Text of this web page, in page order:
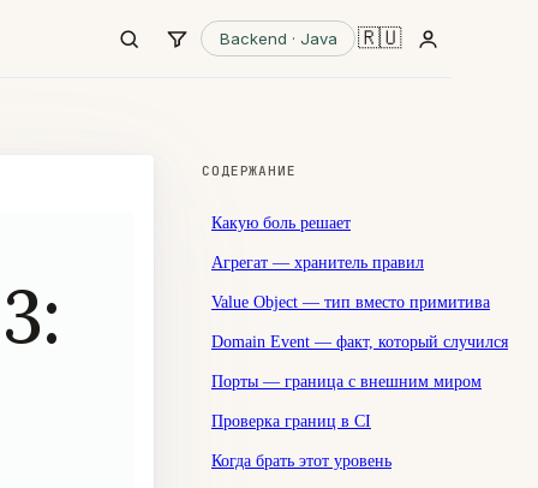
Backend · Java 🇷🇺
СОДЕРЖАНИЕ
Какую боль решает
Агрегат — хранитель правил
Value Object — тип вместо примитива
Domain Event — факт, который случился
Порты — граница с внешним миром
Проверка границ в CI
Когда брать этот уровень